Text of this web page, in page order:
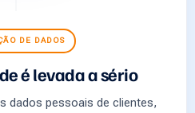
DE DADOS
é levada a sério
dados pessoais de clientes,